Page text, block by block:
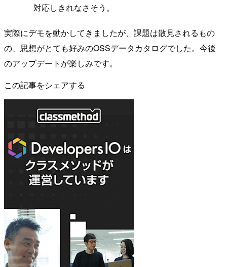
対応しきれなさそう。
実際にデモを動かしてきましたが、課題は散見されるもの
の、思想がとても好みのOSSデータカタログでした。今後
のアップデートが楽しみです。
この記事をシェアする